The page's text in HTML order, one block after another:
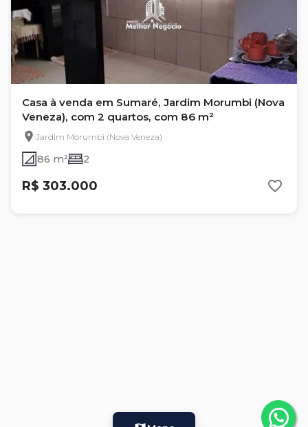
Casa à venda em Sumaré, Jardim Morumbi (Nova
Veneza), com 2 quartos, com 86 m²
Jardim Morumbi (Nova Veneza)
86 m² 2
R$ 303.000